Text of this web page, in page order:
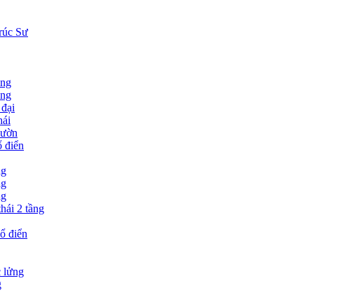
Sư
điển
2 tầng
điển
lửng